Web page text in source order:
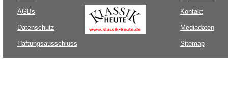
AGBs
Datenschutz
Haftungsausschluss
Kontakt
Mediadaten
Sitemap